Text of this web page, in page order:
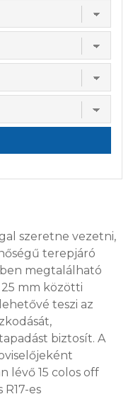
szeretne vezetni,
terepjáró
megtalálható
mm közötti
teszi az
biztosít. A
lévő 15 colos off
es